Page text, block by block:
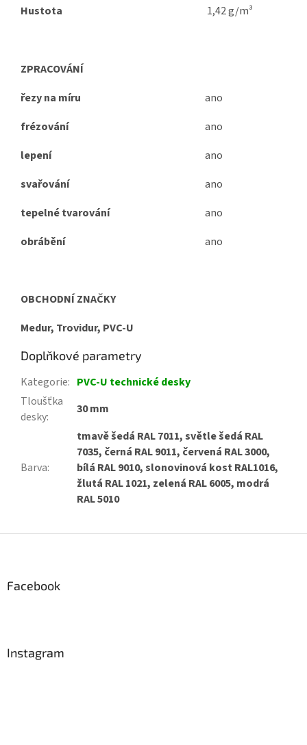
Hustota 1,42 g/m³
ZPRACOVÁNÍ
řezy na míru
ano
frézování
ano
lepení
ano
svařování
ano
tepelné tvarování
ano
obrábění
ano
OBCHODNÍ ZNAČKY
Medur, Trovidur, PVC-U
Doplňkové parametry
Kategorie: PVC-U technické desky
Tloušťka
desky:
30 mm
Barva:
tmavě šedá RAL 7011, světle šedá RAL
7035, černá RAL 9011, červená RAL 3000,
bílá RAL 9010, slonovinová kost RAL1016,
žlutá RAL 1021, zelená RAL 6005, modrá
RAL 5010
Facebook
Instagram